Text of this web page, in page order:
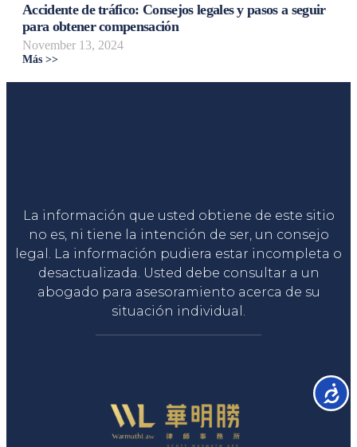
Accidente de tráfico: Consejos legales y pasos a seguir
para obtener compensación
November 13, 2024
Más >>
La información que usted obtiene de este sitio
no es, ni tiene la intención de ser, un consejo
legal. La información pudiera estar incompleta o
desactualizada. Usted debe consultar a un
abogado para asesoramiento acerca de su
situación individual.